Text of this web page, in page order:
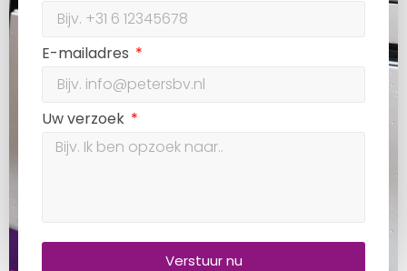
E-mailadres
Uw verzoek
Verstuur nu